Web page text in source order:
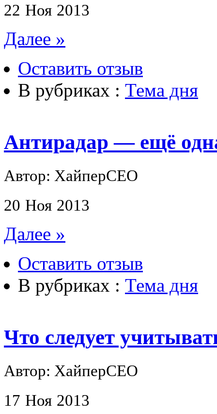
22 Ноя 2013
Далее »
Оставить отзыв
В рубриках : Тема дня
Антирадар — ещё
Автор: ХайперСЕО
20 Ноя 2013
Далее »
Оставить отзыв
В рубриках : Тема дня
Что следует
Автор: ХайперСЕО
17 Ноя 2013